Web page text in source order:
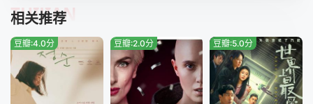
相关推荐
TUIJIAN
豆瓣:4.0分 豆瓣:2.0分 豆瓣:5.0分